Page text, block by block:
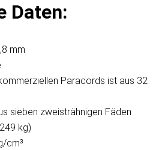
Daten:
mm
Paracords ist aus 32
sieben zweisträhnigen Fäden
kg)
cm³